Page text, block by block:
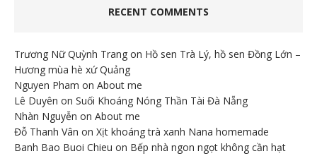
RECENT COMMENTS
Trương Nữ Quỳnh Trang on Hồ sen Trà Lý, hồ sen Đồng Lớn –
Hương mùa hè xứ Quảng
Nguyen Pham on About me
Lê Duyên on Suối Khoáng Nóng Thần Tài Đà Nẵng
Nhàn Nguyễn on About me
Đỗ Thanh Vân on Xịt khoáng trà xanh Nana homemade
Banh Bao Buoi Chieu on Bếp nhà ngon ngọt không cần hạt